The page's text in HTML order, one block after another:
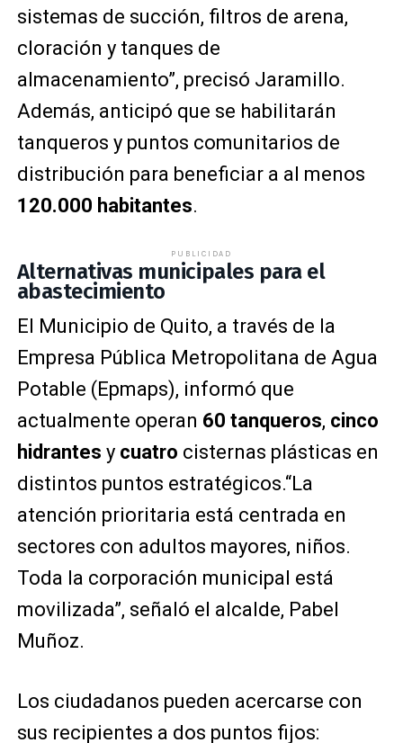
sistemas de succión, filtros de arena,
cloración y tanques de
almacenamiento”, precisó Jaramillo.
Además, anticipó que se habilitarán
tanqueros y puntos comunitarios de
distribución para beneficiar a al menos
120.000 habitantes.
PUBLICIDAD
Alternativas municipales para el
abastecimiento
El Municipio de Quito, a través de la
Empresa Pública Metropolitana de Agua
Potable (Epmaps), informó que
actualmente operan 60 tanqueros, cinco
hidrantes y cuatro cisternas plásticas en
distintos puntos estratégicos.“La
atención prioritaria está centrada en
sectores con adultos mayores, niños.
Toda la corporación municipal está
movilizada”, señaló el alcalde, Pabel
Muñoz.
Los ciudadanos pueden acercarse con
sus recipientes a dos puntos fijos: